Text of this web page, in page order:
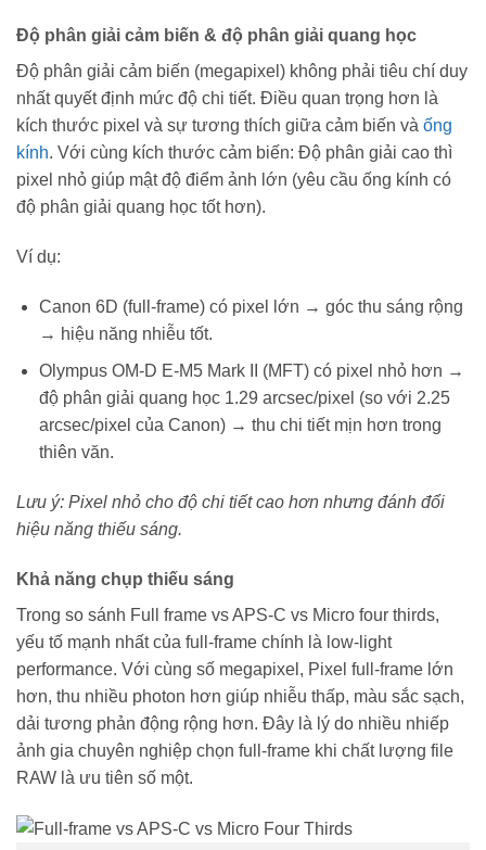
Độ phân giải cảm biến & độ phân giải quang học
Độ phân giải cảm biến (megapixel) không phải tiêu chí duy
nhất quyết định mức độ chi tiết. Điều quan trọng hơn là
kích thước pixel và sự tương thích giữa cảm biến và ống
kính. Với cùng kích thước cảm biến: Độ phân giải cao thì
pixel nhỏ giúp mật độ điểm ảnh lớn (yêu cầu ống kính có
độ phân giải quang học tốt hơn).
Ví dụ:
Canon 6D (full-frame) có pixel lớn → góc thu sáng rộng
→ hiệu năng nhiễu tốt.
Olympus OM-D E-M5 Mark II (MFT) có pixel nhỏ hơn →
độ phân giải quang học 1.29 arcsec/pixel (so với 2.25
arcsec/pixel của Canon) → thu chi tiết mịn hơn trong
thiên văn.
Lưu ý: Pixel nhỏ cho độ chi tiết cao hơn nhưng đánh đổi
hiệu năng thiếu sáng.
Khả năng chụp thiếu sáng
Trong so sánh Full frame vs APS-C vs Micro four thirds,
yếu tố mạnh nhất của full-frame chính là low-light
performance. Với cùng số megapixel, Pixel full-frame lớn
hơn, thu nhiều photon hơn giúp nhiễu thấp, màu sắc sạch,
dải tương phản động rộng hơn. Đây là lý do nhiều nhiếp
ảnh gia chuyên nghiệp chọn full-frame khi chất lượng file
RAW là ưu tiên số một.